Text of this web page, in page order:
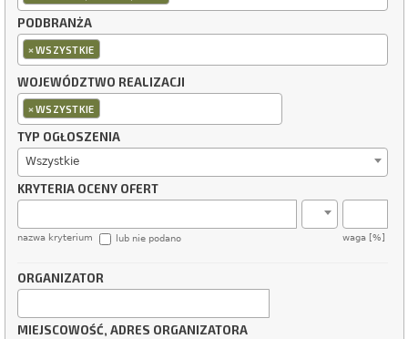
PODBRANŻA
×WSZYSTKIE
WOJEWÓDZTWO REALIZACJI
×WSZYSTKIE
TYP OGŁOSZENIA
Wszystkie
KRYTERIA OCENY OFERT
nazwa kryterium waga [%]
lub nie podano
ORGANIZATOR
MIEJSCOWOŚĆ, ADRES ORGANIZATORA